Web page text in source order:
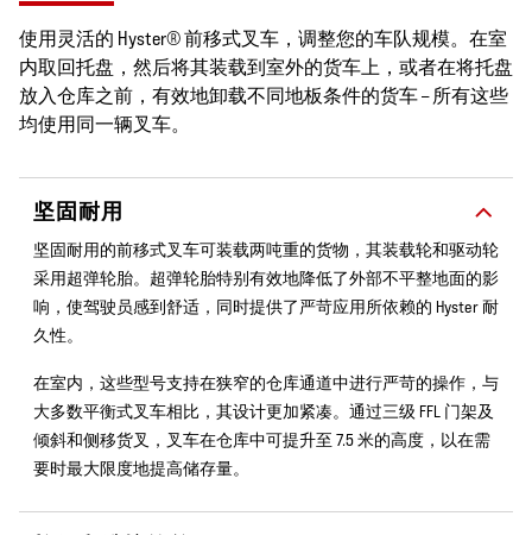
使用灵活的 Hyster® 前移式叉车，调整您的车队规模。在室
内取回托盘，然后将其装载到室外的货车上，或者在将托盘
放入仓库之前，有效地卸载不同地板条件的货车 – 所有这些
均使用同一辆叉车。
坚固耐用
坚固耐用的前移式叉车可装载两吨重的货物，其装载轮和驱动轮
采用超弹轮胎。超弹轮胎特别有效地降低了外部不平整地面的影
响，使驾驶员感到舒适，同时提供了严苛应用所依赖的 Hyster 耐
久性。
在室内，这些型号支持在狭窄的仓库通道中进行严苛的操作，与
大多数平衡式叉车相比，其设计更加紧凑。通过三级 FFL 门架及
倾斜和侧移货叉，叉车在仓库中可提升至 7.5 米的高度，以在需
要时最大限度地提高储存量。